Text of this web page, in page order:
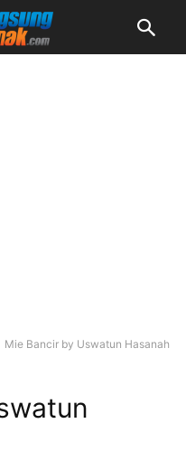
Mie Bancir by Uswatun Hasanah